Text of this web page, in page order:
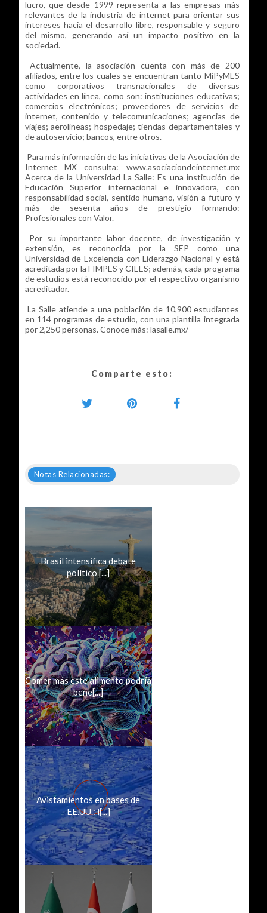
lucro, que desde 1999 representa a las empresas más
relevantes de la industria de internet para orientar sus
intereses hacia el desarrollo libre, responsable y seguro
del mismo, generando así un impacto positivo en la
sociedad.
Actualmente, la asociación cuenta con más de 200
afiliados, entre los cuales se encuentran tanto MiPyMES
como corporativos transnacionales de diversas
actividades en línea, como son: instituciones educativas;
comercios electrónicos; proveedores de servicios de
internet, contenido y telecomunicaciones; agencias de
viajes; aerolíneas; hospedaje; tiendas departamentales y
de autoservicio; bancos, entre otros.
Para más información de las iniciativas de la Asociación de
Internet MX consulta: www.asociaciondeinternet.mx
Acerca de la Universidad La Salle: Es una institución de
Educación Superior internacional e innovadora, con
responsabilidad social, sentido humano, visión a futuro y
más de sesenta años de prestigio formando:
Profesionales con Valor.
Por su importante labor docente, de investigación y
extensión, es reconocida por la SEP como una
Universidad de Excelencia con Liderazgo Nacional y está
acreditada por la FIMPES y CIEES; además, cada programa
de estudios está reconocido por el respectivo organismo
acreditador.
La Salle atiende a una población de 10,900 estudiantes
en 114 programas de estudio, con una plantilla integrada
por 2,250 personas. Conoce más: lasalle.mx/
Comparte esto:
Notas Relacionadas:
Brasil intensifica debate
político [...]
Comer más este alimento podría
bene[...]
Avistamientos en bases de
EE.UU.: l[...]